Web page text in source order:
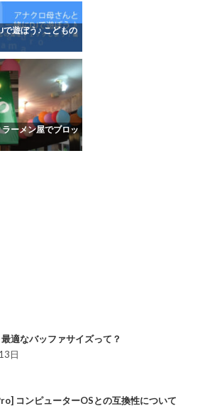
遊ぼう♪ こどもの
ーメン屋でブロッ
最適なバッファサイズって？
日
コンピューターOSとの互換性について